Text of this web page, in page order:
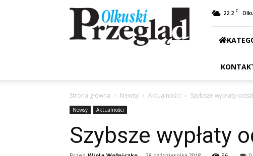
Przegląd
Olkuski
22.2 C
Strona główna Newsy Aktualności Szybsze wypłaty
Newsy Aktualności
Szybsze wypłaty